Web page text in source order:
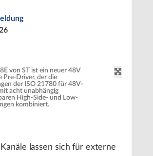
von ST ist ein neuer 48V
Driver, der die
der ISO 21780 für 48V-
acht unabhängig
High-Side- und Low-
kombiniert.
lassen sich für externe